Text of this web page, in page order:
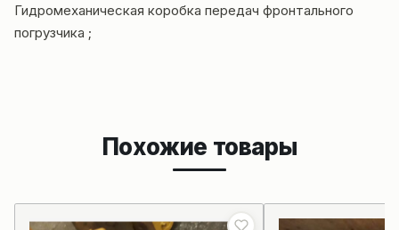
Гидромеханическая коробка передач фронтального
погрузчика ;
Похожие товары